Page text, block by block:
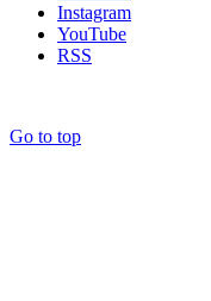
Instagram
YouTube
RSS
Go to top